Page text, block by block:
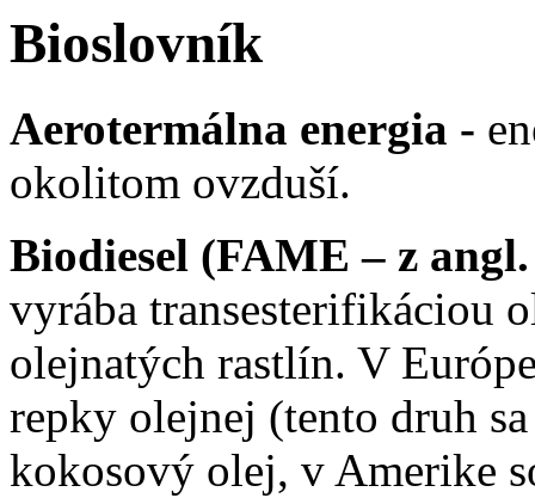
Bioslovník
Aerotermálna energia -
okolitom ovzduší.
Biodiesel (FAME – z angl.
vyrába transesterifikáciou
olejnatých rastlín. V
repky olejnej (tento druh
kokosový olej, v Amerike